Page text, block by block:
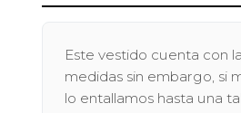
Este vestido cuenta con
medidas sin embargo, si
lo entallamos hasta una